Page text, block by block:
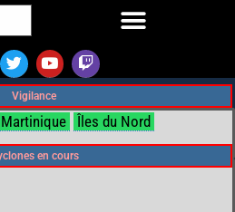
Vigilance
Martinique Îles du Nord
en cours